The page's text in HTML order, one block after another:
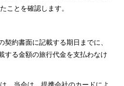
ことを確認します。
契約書面に記載する期日までに、
する金額の旅行代金を支払わなけ
、当会は、提携会社のカードによ